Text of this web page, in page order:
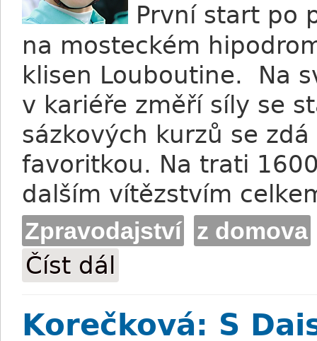
První start po
na mosteckém
klisen Louboutine. Na
v kariéře změří síly se
sázkových kurzů se
favoritkou. Na trati
dalším vítězstvím
Zpravodajství z domova
Číst dál
Korečková: S